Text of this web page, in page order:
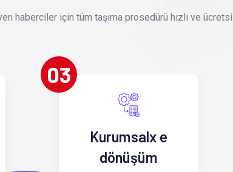
haberciler için tüm taşıma prosedürü hızlı ve
03
Kurumsalx e
dönüşüm